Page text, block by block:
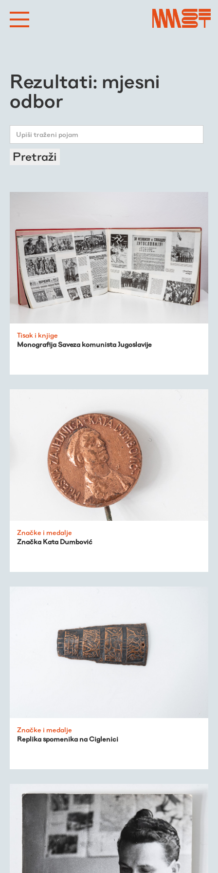
Rezultati: mjesni
odbor
Pretraži
Tisak i knjige
Monografija Saveza komunista Jugoslavije
Značke i medalje
Značka Kata Dumbović
Značke i medalje
Replika spomenika na Ciglenici